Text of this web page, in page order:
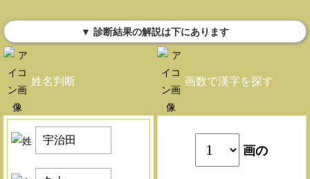
▼ 診断結果の解説は下にあります
姓名判断 画数で漢字を探す
画の